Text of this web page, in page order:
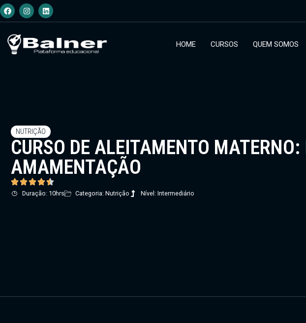
HOME CURSOS QUEM SOMOS
NUTRIÇÃO
CURSO DE ALEITAMENTO
AMAMENTAÇÃO
Duração: 10hrs Categoria: Nutrição Nível: Intermediário